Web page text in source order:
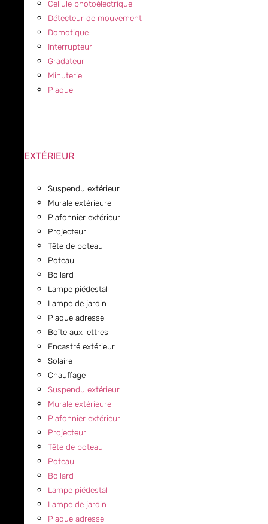
Cellule photoélectrique
Détecteur de mouvement
Domotique
Interrupteur
Gradateur
Minuterie
Plaque
EXTÉRIEUR
Suspendu extérieur
Murale extérieure
Plafonnier extérieur
Projecteur
Tête de poteau
Poteau
Bollard
Lampe piédestal
Lampe de jardin
Plaque adresse
Boîte aux lettres
Encastré extérieur
Solaire
Chauffage
Suspendu extérieur
Murale extérieure
Plafonnier extérieur
Projecteur
Tête de poteau
Poteau
Bollard
Lampe piédestal
Lampe de jardin
Plaque adresse